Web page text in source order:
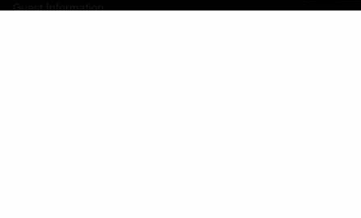
Guest Information